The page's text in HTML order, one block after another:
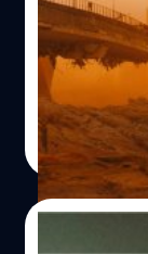
Amazon
ทางสตูดิโอกำ
ปรีดี ฤกษ์วลีกุล|
Read More